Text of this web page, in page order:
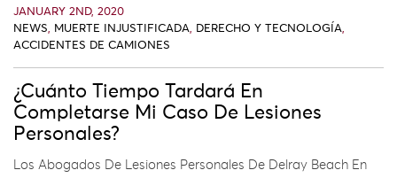
JANUARY 2ND, 2020
NEWS, MUERTE INJUSTIFICADA, DERECHO Y TECNOLOGÍA,
ACCIDENTES DE CAMIONES
¿Cuánto Tiempo Tardará En
Completarse Mi Caso De Lesiones
Personales?
Los Abogados De Lesiones Personales De Delray Beach En